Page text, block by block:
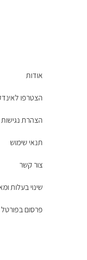
אודות
הצטרפו
הצהרת נגישות
תנאי שימוש
צור קשר
שינוי בעלות
פרסום בפורטל